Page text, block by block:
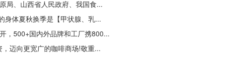
、山西省人民政府、我国食...
体夏秋换季是【甲状腺、乳...
500+国内外品牌和工厂携800...
迈向更宽广的咖啡商场!敬重...